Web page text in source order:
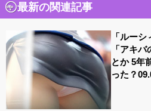
最新の関連記事
「ルー
「アキ
とか 5年
った？